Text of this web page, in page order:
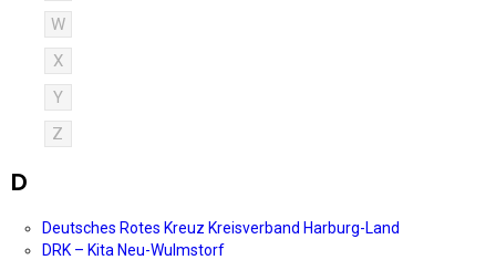
W
X
Y
Z
D
Deutsches Rotes Kreuz Kreisverband Harburg-Land
DRK – Kita Neu-Wulmstorf